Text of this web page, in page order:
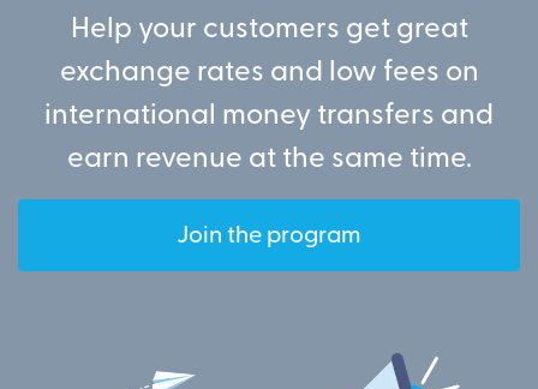
Help your customers get great
exchange rates and low fees on
international money transfers and
earn revenue at the same time.
Join the program